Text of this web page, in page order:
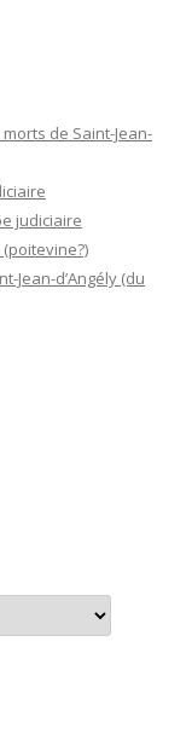
de Saint-Jean-
judiciaire
Jean-d’Angély (du